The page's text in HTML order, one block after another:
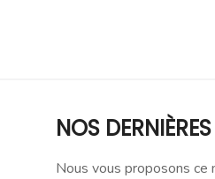
NOS
Nous vous proposons ce